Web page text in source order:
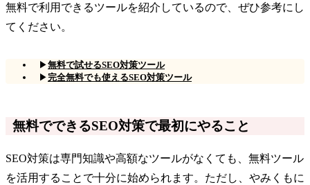
無料で利用できるツールを紹介しているので、ぜひ参考にし
てください。
▶無料で試せるSEO対策ツール
▶完全無料でも使えるSEO対策ツール
無料でできるSEO対策で最初にやること
SEO対策は専門知識や高額なツールがなくても、無料ツール
を活用することで十分に始められます。ただし、やみくもに